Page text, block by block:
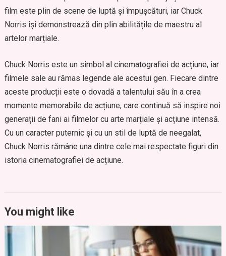
film este plin de scene de luptă și împușcături, iar Chuck
Norris își demonstrează din plin abilitățile de maestru al
artelor marțiale.
Chuck Norris este un simbol al cinematografiei de acțiune, iar
filmele sale au rămas legende ale acestui gen. Fiecare dintre
aceste producții este o dovadă a talentului său în a crea
momente memorabile de acțiune, care continuă să inspire noi
generații de fani ai filmelor cu arte marțiale și acțiune intensă.
Cu un caracter puternic și cu un stil de luptă de neegalat,
Chuck Norris rămâne una dintre cele mai respectate figuri din
istoria cinematografiei de acțiune.
You might like